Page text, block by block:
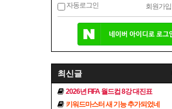
자동로그인 회원가입
최신글
2026년 FIFA 월드컵 8강 대진표
키워드마스터 새 기능 추가되었네